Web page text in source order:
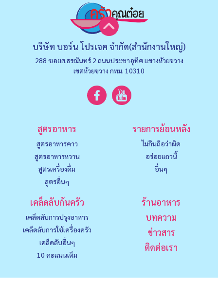
บริษัท บอร์น โปรเจค จำกัด(สำนักงานใหญ่)
288 ซอยส.ธรณินทร์ 2 ถนนประชาอุทิศ แขวงหัวยขวาง
เขตห้วยขวาง กทม. 10310
สูตรอาหาร
สูตรอาหารคาว
สูตรอาหารหวาน
สูตรเครื่องดื่ม
สูตรอื่นๆ
รายการย้อนหลัง
ไม่กินถือว่าผิด
อร่อยแถวนี้
อื่นๆ
เคล็ดลับก้นครัว
เคล็ดลับการปรุงอาหาร
เคล็ดลับการใช้เครื่องครัว
เคล็ดลับอื่นๆ
10 คะแนนเต็ม
ร้านอาหาร
บทความ
ข่าวสาร
ติดต่อเรา